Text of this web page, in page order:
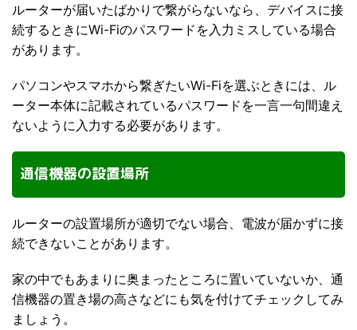
ルーターが届いたばかりで繋がらないなら、デバイスに接
続するときにWi-Fiのパスワードを入力ミスしている場合
があります。
パソコンやスマホから繋ぎたいWi-Fiを選ぶときには、ル
ーター本体に記載されているパスワードを一言一句間違え
ないように入力する必要があります。
通信機器の設置場所
ルーターの設置場所が適切でない場合、電波が届かずに接
続できないことがあります。
家の中でもあまりに奥まったところに置いていないか、通
信機器の置き場の高さなどにも気を付けてチェックしてみ
ましょう。